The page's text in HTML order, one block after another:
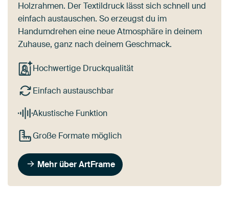
Holzrahmen. Der Textildruck lässt sich schnell und
einfach austauschen. So erzeugst du im
Handumdrehen eine neue Atmosphäre in deinem
Zuhause, ganz nach deinem Geschmack.
Hochwertige Druckqualität
Einfach austauschbar
Akustische Funktion
Große Formate möglich
Mehr über ArtFrame